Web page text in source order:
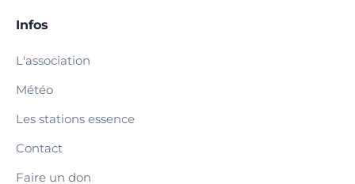
Infos
L'association
Météo
Les stations essence
Contact
Faire un don